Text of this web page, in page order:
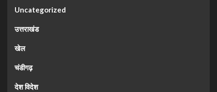
Uncategorized
उत्तराखंड
खेल
चंडीगढ़
देश विदेश